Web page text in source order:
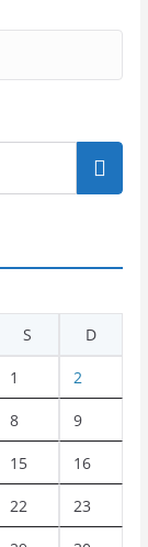
S D
1 2
8 9
15 16
22 23